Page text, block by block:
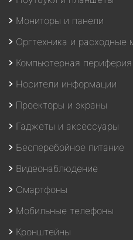
Мониторы и панели
Оргтехника и расходные
Компьютерная периферия
Носители информации
Проекторы и экраны
Гаджеты и аксессуары
Бесперебойное питание
Видеонаблюдение
Смартфоны
Мобильные телефоны
Кронштейны